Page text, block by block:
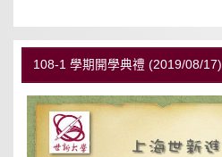
108-1 學期開學典禮 (2019/08/17)